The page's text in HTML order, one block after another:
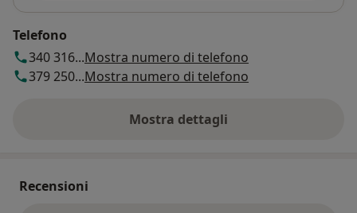
Telefono
340 316...Mostra numero di telefono
379 250...Mostra numero di telefono
Mostra dettagli
sull'indirizzo
Recensioni